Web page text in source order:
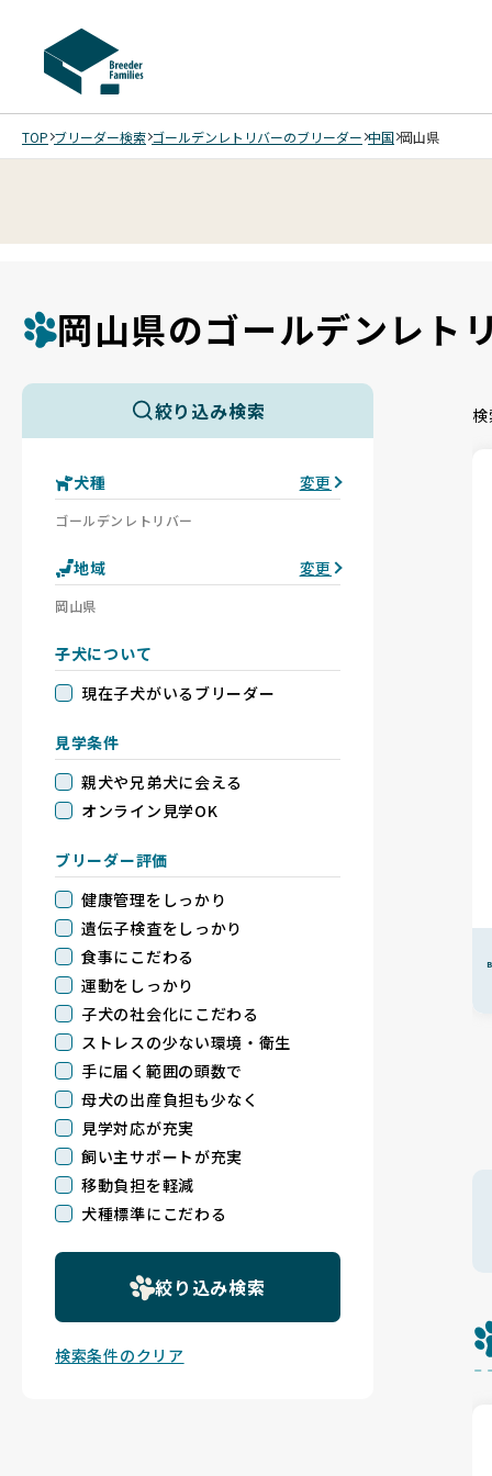
TOP ブリーダー検索 ゴールデンレトリバーのブリーダー 中国 岡山県
岡山県のゴールデンレト
絞り込み検索
犬種 変更
ゴールデンレトリバー
地域 変更
岡山県
子犬について
現在子犬がいるブリーダー
見学条件
親犬や兄弟犬に会える
オンライン見学OK
ブリーダー評価
健康管理をしっかり
遺伝子検査をしっかり
食事にこだわる
運動をしっかり
子犬の社会化にこだわる
ストレスの少ない環境・衛生
手に届く範囲の頭数で
母犬の出産負担も少なく
見学対応が充実
飼い主サポートが充実
移動負担を軽減
犬種標準にこだわる
絞り込み検索
検索条件のクリア